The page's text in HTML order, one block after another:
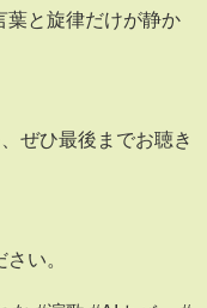
葉と旋律だけが静か
ぜひ最後までお聴き
い。